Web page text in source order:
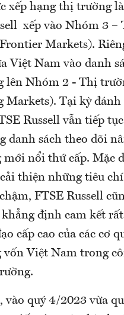
xếp hạng thị trường
xếp vào Nhóm 3 –
Markets).
Việt Nam vào danh
lên Nhóm 2 - Thị
Markets). Tại kỳ đánh
Russell vẫn tiếp
danh sách theo dõi
nổi thứ cấp. Mặc
thiện những tiêu
FTSE Russell
định cam kết
cấp cao của các cơ
Việt Nam trong
vào quý 4/2023 vừa